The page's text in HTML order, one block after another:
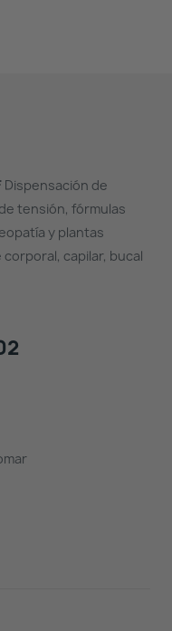
Dispensación de
tensión, fórmulas
y plantas
capilar, bucal